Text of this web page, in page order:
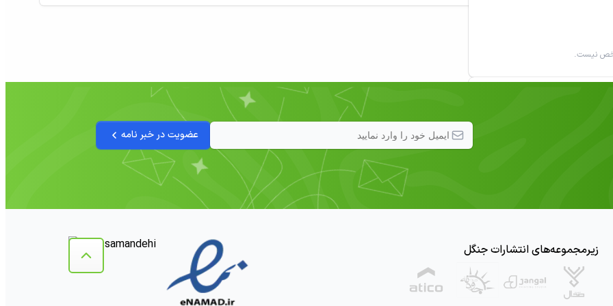
نیست.
عضویت در خبر نامه
زیرمجموعه‌های انتشارات جنگل